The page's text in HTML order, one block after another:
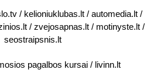
/ kelioniuklubas.lt/ automedia.lt/
/ zvejosapnas.lt/ motinyste.lt/
seostraipsnis.lt
pagalbos kursai/ livinn.lt